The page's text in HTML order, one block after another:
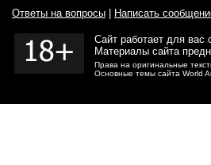
Ответы на вопросы Написать
Сайт работает для вас
Материалы сайта
Права на оригинальные
Основные темы сайта World